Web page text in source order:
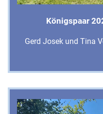
Königspaar
Gerd Josek und Tina